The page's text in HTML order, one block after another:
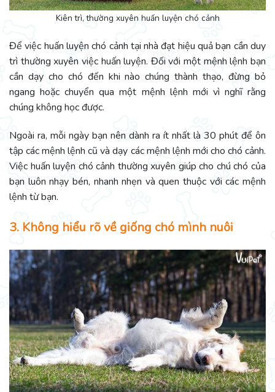
Kiên trì, thường xuyên huấn luyện chó cảnh
Để việc huấn luyện chó cảnh tại nhà đạt hiệu quả bạn cần duy
trì thường xuyên việc huấn luyện. Đối với một mệnh lệnh bạn
cần dạy cho chó đến khi nào chúng thành thạo, đừng bỏ
ngang hoặc chuyển qua một mệnh lệnh mới vì nghĩ rằng
chúng không học được.
Ngoài ra, mỗi ngày bạn nên dành ra ít nhất là 30 phút để ôn
tập các mệnh lệnh cũ và dạy các mệnh lệnh mới cho chó cảnh.
Việc huấn luyện chó cảnh thường xuyên giúp cho chú chó của
bạn luôn nhạy bén, nhanh nhẹn và quen thuộc với các mệnh
lệnh từ bạn.
3. Không hiểu rõ về giống chó mình nuôi